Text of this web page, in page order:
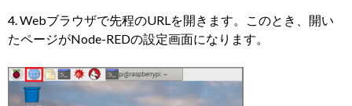
4. Webブラウザで先程のURLを開きます。このとき、開い
たページがNode-REDの設定画面になります。